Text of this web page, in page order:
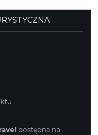
dostępna na